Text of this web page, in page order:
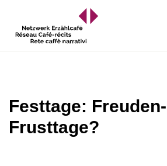
Festtage:
Frusttage?